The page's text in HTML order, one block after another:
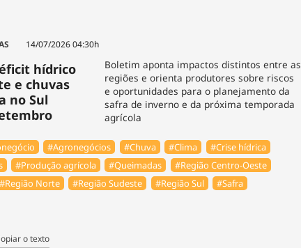
14/07/2026 04:30h
hídrico
e chuvas
no Sul
Boletim aponta impactos distintos entre as
regiões e orienta produtores sobre riscos
e oportunidades para o planejamento da
safra de inverno e da próxima temporada
agrícola
#Agronegócios #Chuva #Clima
#Crise hídrica
#Produção agrícola #Queimadas
#Região Centro-Oeste
#Região Norte #Região Sudeste #Região Sul
#Safra
o texto